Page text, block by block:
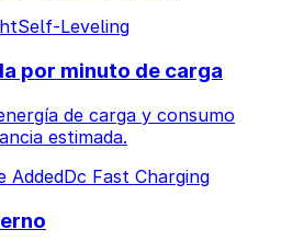
Self-Leveling
por minuto de carga
de carga y consumo
estimada.
AddedDc Fast Charging